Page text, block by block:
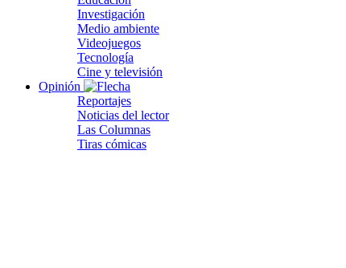
Investigación
Medio ambiente
Videojuegos
Tecnología
Cine y televisión
Opinión
Reportajes
Noticias del lector
Las Columnas
Tiras cómicas